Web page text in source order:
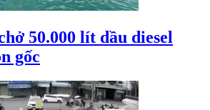
50.000 lít dầu diesel
gốc